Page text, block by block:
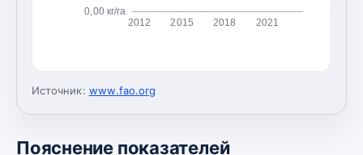
0,00 кг/га
2012 2015 2018 2021
Источник: www.fao.org
Пояснение показателей